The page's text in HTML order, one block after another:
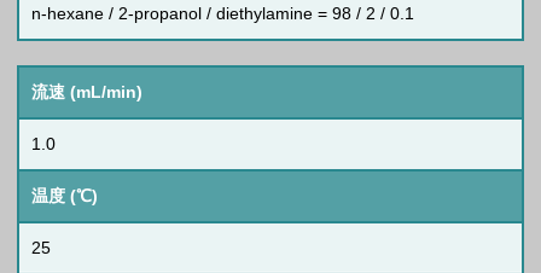
n-hexane / 2-propanol / diethylamine = 98 / 2 / 0.1
流速 (mL/min)
1.0
温度 (℃)
25